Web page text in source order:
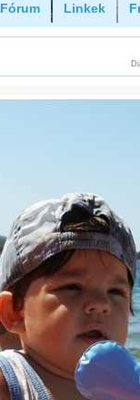
Fórum Linkek